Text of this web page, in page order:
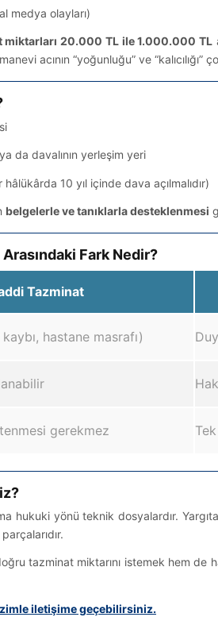
medya olayları)
miktarları 20.000 TL ile 1.000.000 TL
acının “yoğunluğu” ve “kalıcılığı”
da davalının yerleşim yeri
hâlükârda 10 yıl içinde dava açılmalıdır)
belgelerle ve tanıklarla desteklenmesi
Fark Nedir?
Tazminat
hastane masrafı)
gerekmez
hukuki yönü teknik dosyalardır.
tazminat miktarını istemek hem de
iletişime geçebilirsiniz.